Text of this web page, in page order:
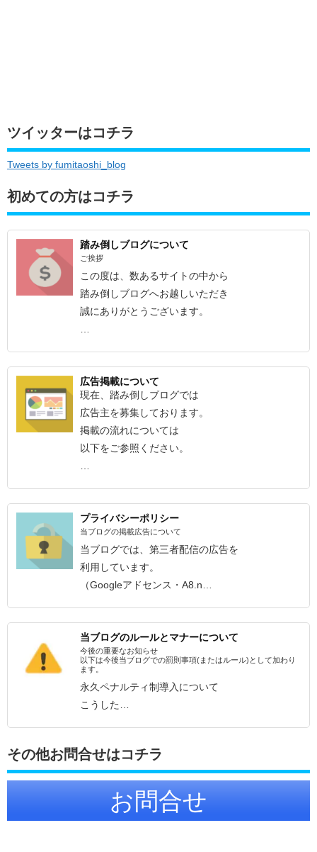
ツイッターはコチラ
Tweets by fumitaoshi_blog
初めての方はコチラ
踏み倒しブログについて
ご挨拶
この度は、数あるサイトの中から
踏み倒しブログへお越しいただき
誠にありがとうございます。
広告掲載について
現在、踏み倒しブログでは
広告主を募集しております。
掲載の流れについては
以下をご参照ください。
プライバシーポリシー
当ブログの掲載広告について
当ブログでは、第三者配信の広告を
利用しています。
（Googleアドセンス・A8.n…
当ブログのルールとマナーについて
今後の重要なお知らせ
以下は今後当ブログでの罰則事項(またはルール)として加わり
ます。
永久ペナルティ制導入について
こうした…
その他お問合せはコチラ
お問合せ